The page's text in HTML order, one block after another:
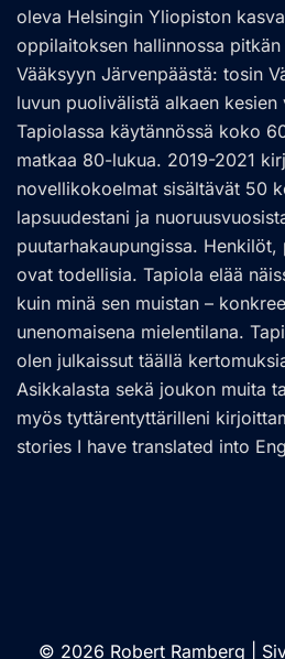
oleva Helsingin Yliopiston
oppilaitoksen hallinnossa
Vääksyyn Järvenpäästä: tosin
luvun puolivälistä alkaen
Tapiolassa käytännössä koko
matkaa 80-lukua. 2019-2021
novellikokoelmat sisältävät 50
lapsuudestani ja
puutarhakaupungissa.
ovat todellisia. Tapiola elää
kuin minä sen muistan –
unenomaisena mielentilana.
olen julkaissut täällä
Asikkalasta sekä joukon muita
myös tyttärentyttärilleni
stories I have translated into
© 2026 Robert Ramberg |